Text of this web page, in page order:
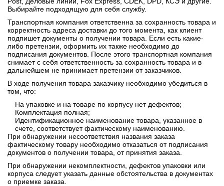
Выбирайте подходящую для себя службу.
Транспортная компания ответственна за сохранность товара и
корректность адреса доставки до того момента, как клиент
подпишет документы о получении товара. Если есть какие-
либо претензии, оформить их также необходимо до
подписания документов. После этого транспортная компания
снимает с себя ответственность за сохранность товара и в
дальнейшем не принимает претензии от заказчиков.
В ходе получения товара заказчику необходимо убедиться в
том, что:
На упаковке и на товаре по корпусу нет дефектов;
Комплектация полная;
Идентификационное наименование товара, указанное в
счете, соответствует фактическому наименованию.
При обнаружении несоответствия названия заказа
фактическому товару необходимо отказаться от подписания
документов о получении товара, от принятия заказа.
При обнаружении некомплектности, дефектов упаковки или
корпуса следует указать данные обстоятельства в документах
о приемке заказа.